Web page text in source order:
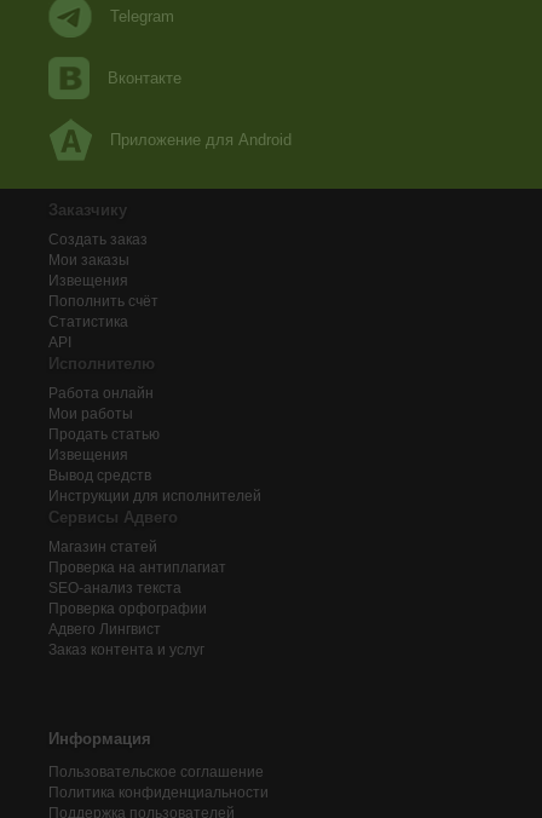
Telegram
Вконтакте
Приложение для Android
Заказчику
Создать заказ
Мои заказы
Извещения
Пополнить счёт
Статистика
API
Исполнителю
Работа онлайн
Мои работы
Продать статью
Извещения
Вывод средств
Инструкции для исполнителей
Сервисы Адвего
Магазин статей
Проверка на антиплагиат
SEO-анализ текста
Проверка орфографии
Адвего Лингвист
Заказ контента и услуг
Информация
Пользовательское соглашение
Политика конфиденциальности
Поддержка пользователей